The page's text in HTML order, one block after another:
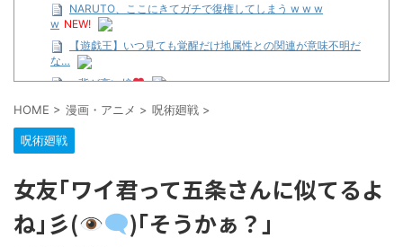
NARUTO、ここにきてガチで復権してしまう w w w
w NEW!
【遊戯王】いつ見ても覚醒だけ地属性との関連が意味不明だ
な…
…背が高い娘
【遊戯王】いつ見ても覚醒だけ地属性との関連が意味不明だ
な…
題歌歌うよ！
【R-18】真・女神転生 Road to the Transcendence【二次
創作】 第２０話
北原ももさんの挑発!!!
HOME > 漫画・アニメ > 呪術廻戦 >
呪術廻戦
女友｢ワイ君って五条さんに似てるよ
ね｣彡(
)｢そうかぁ？｣